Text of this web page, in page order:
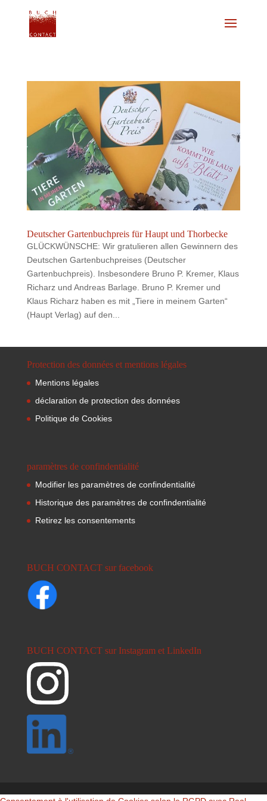
Deutscher Gartenbuchpreis für Haupt und Thorbecke
GLÜCKWÜNSCHE: Wir gratulieren allen Gewinnern des
Deutschen Gartenbuchpreises (Deutscher
Gartenbuchpreis). Insbesondere Bruno P. Kremer, Klaus
Richarz und Andreas Barlage. Bruno P. Kremer und
Klaus Richarz haben es mit „Tiere in meinem Garten“
(Haupt Verlag) auf den...
Protection des données et mentions légales
Mentions légales
déclaration de protection des données
Politique de Cookies
paramètres de confindentialité
Modifier les paramètres de confindentialité
Historique des paramètres de confindentialité
Retirez les consentements
BUCH CONTACT sur facebook
BUCH CONTACT sur Instagram et LinkedIn